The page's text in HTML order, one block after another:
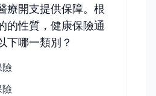
療開支提供保障。根
的性質，健康保險通
下哪一類別？
險
險